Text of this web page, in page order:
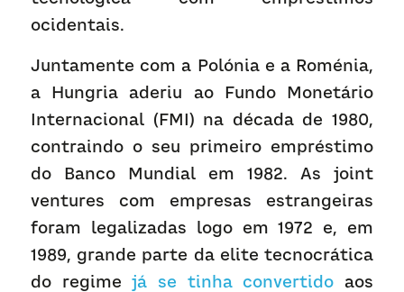
ocidentais.
Juntamente com a Polónia e a Roménia,
a Hungria aderiu ao Fundo Monetário
Internacional (FMI) na década de 1980,
contraindo o seu primeiro empréstimo
do Banco Mundial em 1982. As joint
ventures com empresas estrangeiras
foram legalizadas logo em 1972 e, em
1989, grande parte da elite tecnocrática
do regime já se tinha convertido aos